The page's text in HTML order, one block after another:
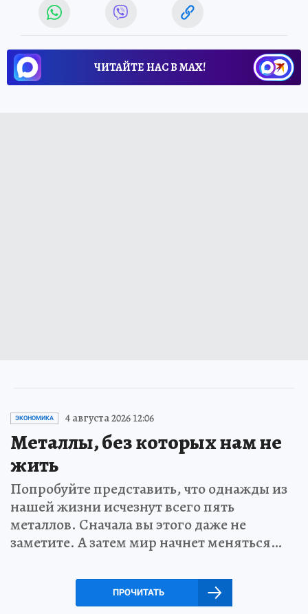
ЧИТАЙТЕ НАС В МАХ!
ЭКОНОМИКА 4 августа 2026 12:06
Металлы, без которых нам не
жить
Попробуйте представить, что однажды из
нашей жизни исчезнут всего пять
металлов. Сначала вы этого даже не
заметите. А затем мир начнет меняться…
ПРОЧИТАТЬ